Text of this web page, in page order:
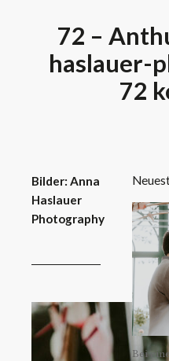
72 –
haslauer-
72
Bilder: Anna
Haslauer
Photography
Bei